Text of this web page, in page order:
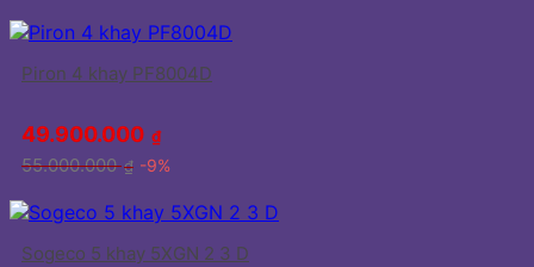
Piron 4 khay PF8004D
49.900.000 ₫
55.000.000₫ -9%
Sogeco 5 khay 5XGN 2 3 D